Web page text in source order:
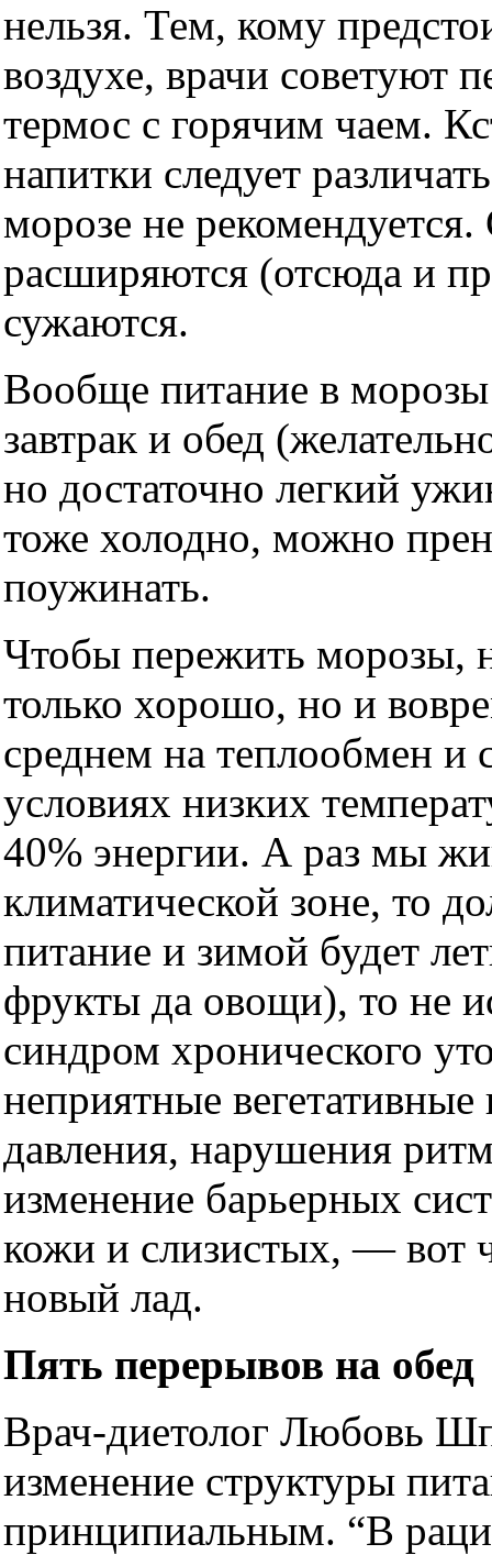
нельзя. Тем, кому
воздухе, врачи советуют
термос с горячим чаем.
напитки следует
морозе не
расширяются (отсюда и
сужаются.
Вообще питание в
завтрак и обед
но достаточно легкий
тоже холодно, можно
поужинать.
Чтобы пережить морозы,
только хорошо, но и
среднем на теплообмен и
условиях низких
40% энергии. А раз мы
климатической зоне, то
питание и зимой будет
фрукты да овощи), то не
синдром хронического
неприятные
давления, нарушения
изменение барьерных
кожи и слизистых, — вот
новый лад.
Пять перерывов на обед
Врач-диетолог Любовь
изменение структуры
принципиальным. “В